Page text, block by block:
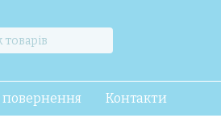
повернення Контакти